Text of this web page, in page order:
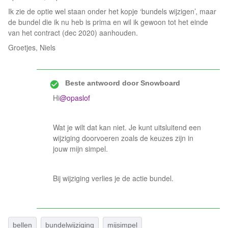
Ik zie de optie wel staan onder het kopje ‘bundels wijzigen’, maar
de bundel die ik nu heb is prima en wil ik gewoon tot het einde
van het contract (dec 2020) aanhouden.
Groetjes, Niels
Beste antwoord doorSnowboard
Hi@opaslof
Wat je wilt dat kan niet. Je kunt uitsluitend een
wijziging doorvoeren zoals de keuzes zijn in
jouw mijn simpel.
Bij wijziging verlies je de actie bundel.
bellen bundelwijziging mijsimpel